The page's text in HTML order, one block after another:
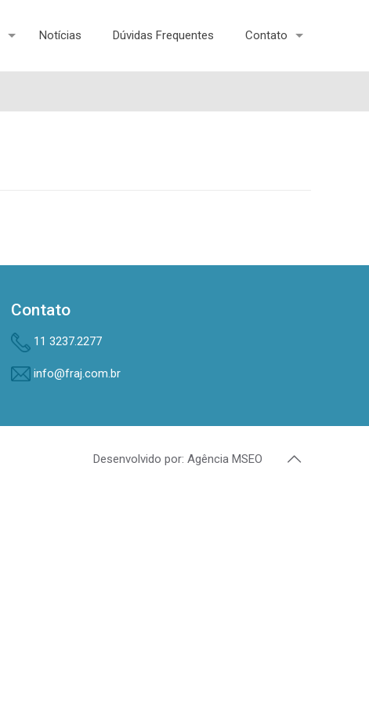
Notícias Dúvidas Frequentes Contato
Contato
11 3237.2277
info@fraj.com.br
Desenvolvido por: Agência MSEO